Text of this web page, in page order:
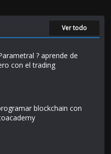
Ver todo
? aprende de
con el trading
blockchain con